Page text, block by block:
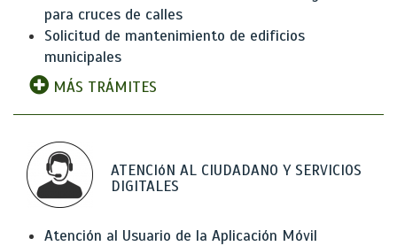
para cruces de calles
Solicitud de mantenimiento de edificios
municipales
MÁS TRÁMITES
ATENCIóN AL CIUDADANO Y SERVICIOS
DIGITALES
Atención al Usuario de la Aplicación Móvil